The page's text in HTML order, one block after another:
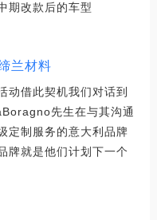
期改款后的车型
兰材料
动借此契机我们对话到
先生在与其沟通
定制服务的意大利品牌
牌就是他们计划下一个